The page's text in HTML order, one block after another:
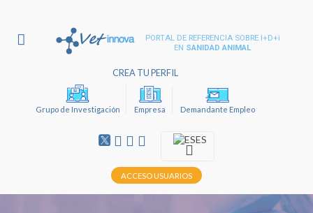
PORTAL DE REFERENCIA SOBRE I+D+i
EN SANIDAD ANIMAL
CREA TU PERFIL
Grupo de Investigación Empresa Demandante Empleo
ES
ACCESO USUARIOS